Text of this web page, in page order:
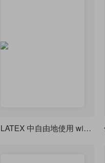
在 LATEX 中自由地使用 windows 系统字体的图标